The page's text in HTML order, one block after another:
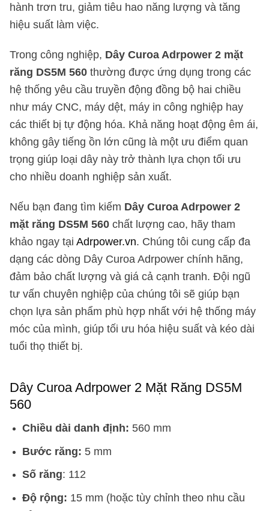
hành trơn tru, giảm tiêu hao năng lượng và tăng
hiệu suất làm việc.
Trong công nghiệp, Dây Curoa Adrpower 2 mặt
răng DS5M 560 thường được ứng dụng trong các
hệ thống yêu cầu truyền động đồng bộ hai chiều
như máy CNC, máy dệt, máy in công nghiệp hay
các thiết bị tự động hóa. Khả năng hoạt động êm ái,
không gây tiếng ồn lớn cũng là một ưu điểm quan
trọng giúp loại dây này trở thành lựa chọn tối ưu
cho nhiều doanh nghiệp sản xuất.
Nếu bạn đang tìm kiếm Dây Curoa Adrpower 2
mặt răng DS5M 560 chất lượng cao, hãy tham
khảo ngay tại Adrpower.vn. Chúng tôi cung cấp đa
dạng các dòng Dây Curoa Adrpower chính hãng,
đảm bảo chất lượng và giá cả cạnh tranh. Đội ngũ
tư vấn chuyên nghiệp của chúng tôi sẽ giúp bạn
chọn lựa sản phẩm phù hợp nhất với hệ thống máy
móc của mình, giúp tối ưu hóa hiệu suất và kéo dài
tuổi thọ thiết bị.
Dây Curoa Adrpower 2 Mặt Răng DS5M
560
Chiều dài danh định: 560 mm
Bước răng: 5 mm
Số răng: 112
Độ rộng: 15 mm (hoặc tùy chỉnh theo nhu cầu